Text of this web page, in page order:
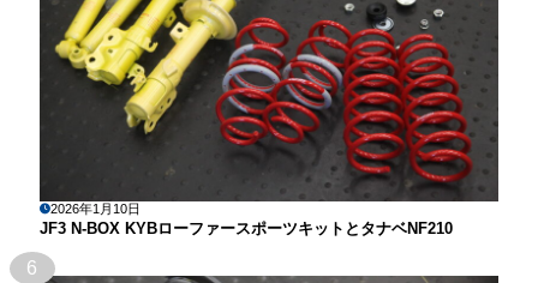
2026年1月10日
JF3 N-BOX KYBローファースポーツキットとタナベNF210
6